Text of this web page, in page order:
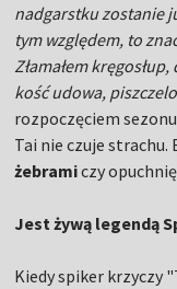
nadgarstku zostanie
tym względem, to
Złamałem
kość udowa,
rozpoczęciem
Tai nie czuje strachu.
żebramiczy
Jest żywą legendą
Kiedy spiker krzyczy